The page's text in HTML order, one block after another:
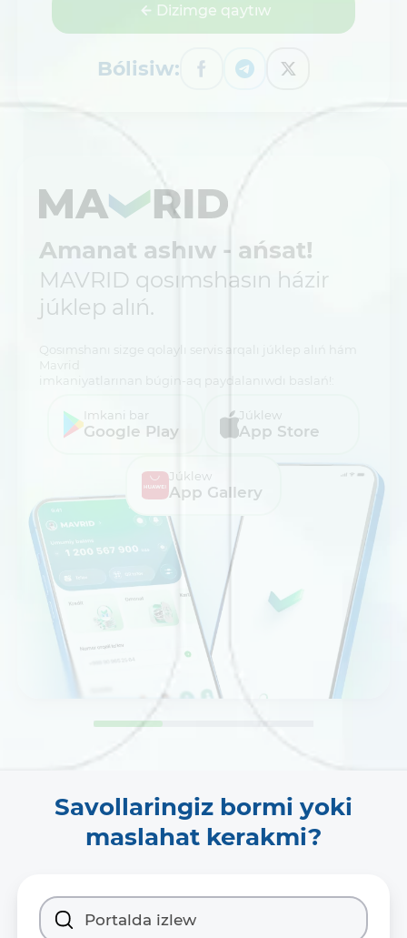
Dizimge qaytıw
Bólisiw:
Amanat ashıw - ańsat!
MAVRID qosımshasın házir
júklep alıń.
Qosımshanı sizge qolaylı servis arqalı júklep alıń hám
Mavrid
imkaniyatlarınan búgin-aq paydalanıwdı baslań!:
Imkani bar
Google Play
Júklew
App Store
Júklew
App Gallery
Savollaringiz bormi yoki
maslahat kerakmi?